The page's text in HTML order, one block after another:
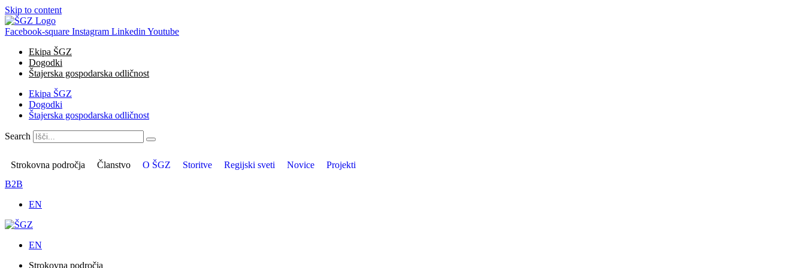
Skip to content
Facebook-square Instagram Linkedin Youtube
Ekipa ŠGZ
Dogodki
Štajerska gospodarska odličnost
Ekipa ŠGZ
Dogodki
Štajerska gospodarska odličnost
Search
Strokovna področja Članstvo O ŠGZ Storitve Regijski sveti Novice
Projekti
B2B
EN
EN
Strokovna področja